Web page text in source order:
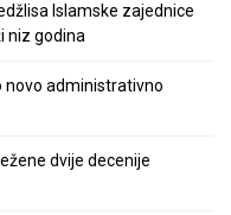
Islamske zajednice
niz godina
novo administrativno
dvije decenije